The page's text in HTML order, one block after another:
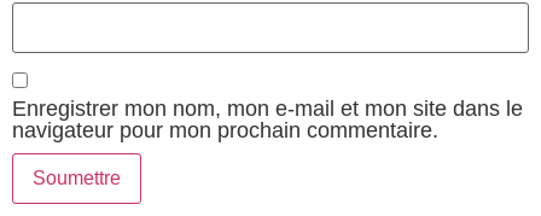
Enregistrer mon nom, mon e-mail et mon site dans le
navigateur pour mon prochain commentaire.